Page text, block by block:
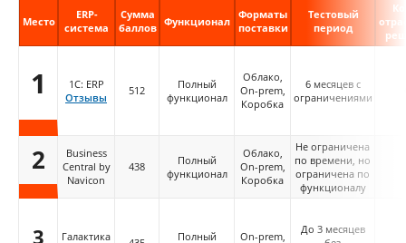
Место
ERP-
система
Сумма
баллов Функционал
Форматы
поставки
Тестовый
период
1
1С: ERP
Отзывы
512
Полный
функционал
Облако,
On-prem,
Коробка
6 месяцев с
ограничениями
2
Business
Central by
Navicon
438
Полный
функционал
Облако,
On-prem,
Коробка
Не ограничена
по времени, но
ограничена по
функционалу
3
Галактика
Полный
On-prem,
До 3 месяцев